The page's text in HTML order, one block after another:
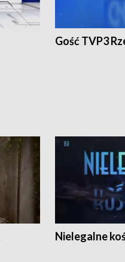
Gość TVP3
Nielegalne